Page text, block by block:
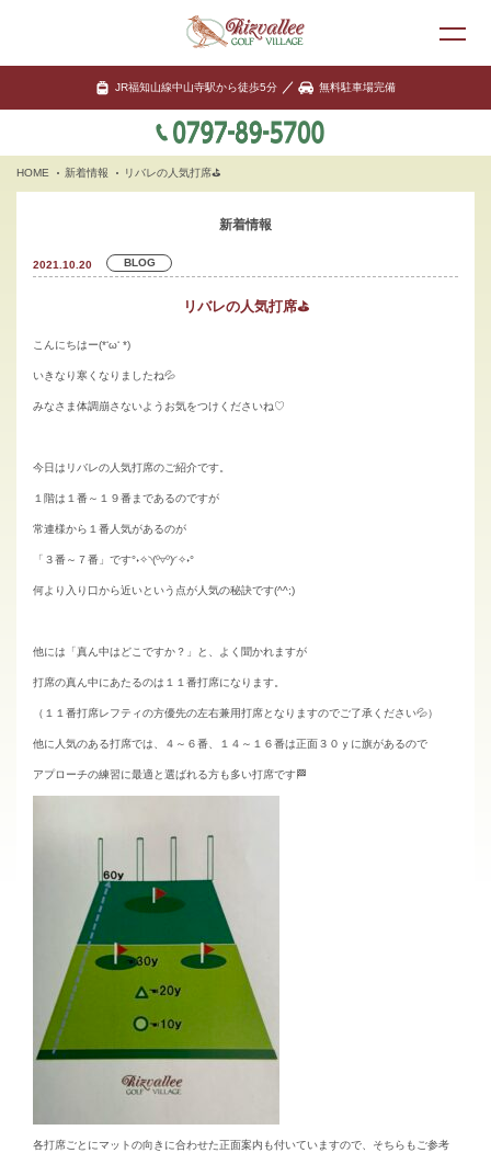
JR福知山線中山寺駅から徒歩5分 無料駐車場完備
HOME 新着情報 リバレの人気打席⛳
新着情報
2021.10.20 BLOG
リバレの人気打席⛳
こんにちはー(*‘ω‘ *)
いきなり寒くなりましたね💦
みなさま体調崩さないようお気をつけくださいね♡
今日はリバレの人気打席のご紹介です。
１階は１番～１９番まであるのですが
常連様から１番人気があるのが
「３番～７番」です°˖✧◝(⁰▿⁰)◜✧˖°
何より入り口から近いという点が人気の秘訣です(^^;)
他には「真ん中はどこですか？」と、よく聞かれますが
打席の真ん中にあたるのは１１番打席になります。
（１１番打席レフティの方優先の左右兼用打席となりますのでご了承ください💦）
他に人気のある打席では、４～６番、１４～１６番は正面３０ｙに旗があるので
アプローチの練習に最適と選ばれる方も多い打席です🏁
各打席ごとにマットの向きに合わせた正面案内も付いていますので、そちらもご参考